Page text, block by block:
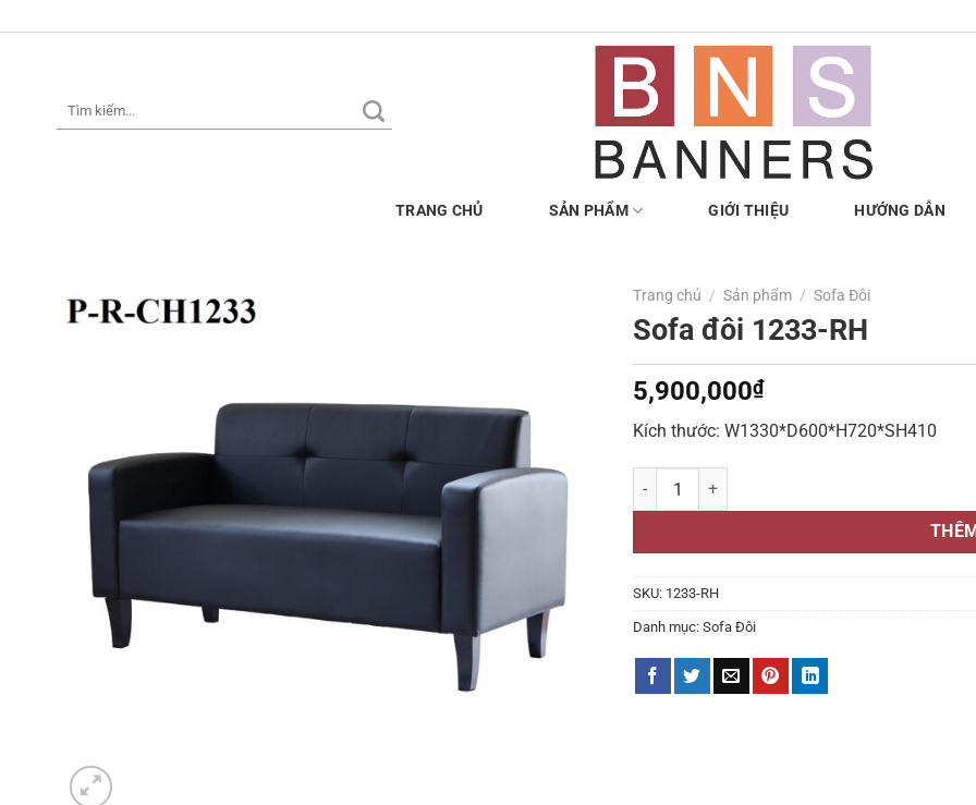
to
Tìm
TRANG CHỦ SẢN PHẨM GIỚI THIỆU HƯỚNG DẪN
Trang chủ / Sản phẩm / Sofa Đôi
Sofa đôi 1233-RH
5,900,000₫
Kích thước: W1330*D600*H720*SH410
Sofa đôi 1233-RH số lượng
SKU: 1233-RH
Danh mục:Sofa Đôi